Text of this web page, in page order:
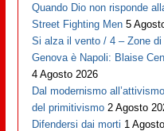
Quando Dio non risponde
Street Fighting Men 5
Si alza il vento / 4 – Zone di
Genova è Napoli: Blaise
4 Agosto 2026
Dal modernismo
del primitivismo 2 Agosto
Difendersi dai morti 1